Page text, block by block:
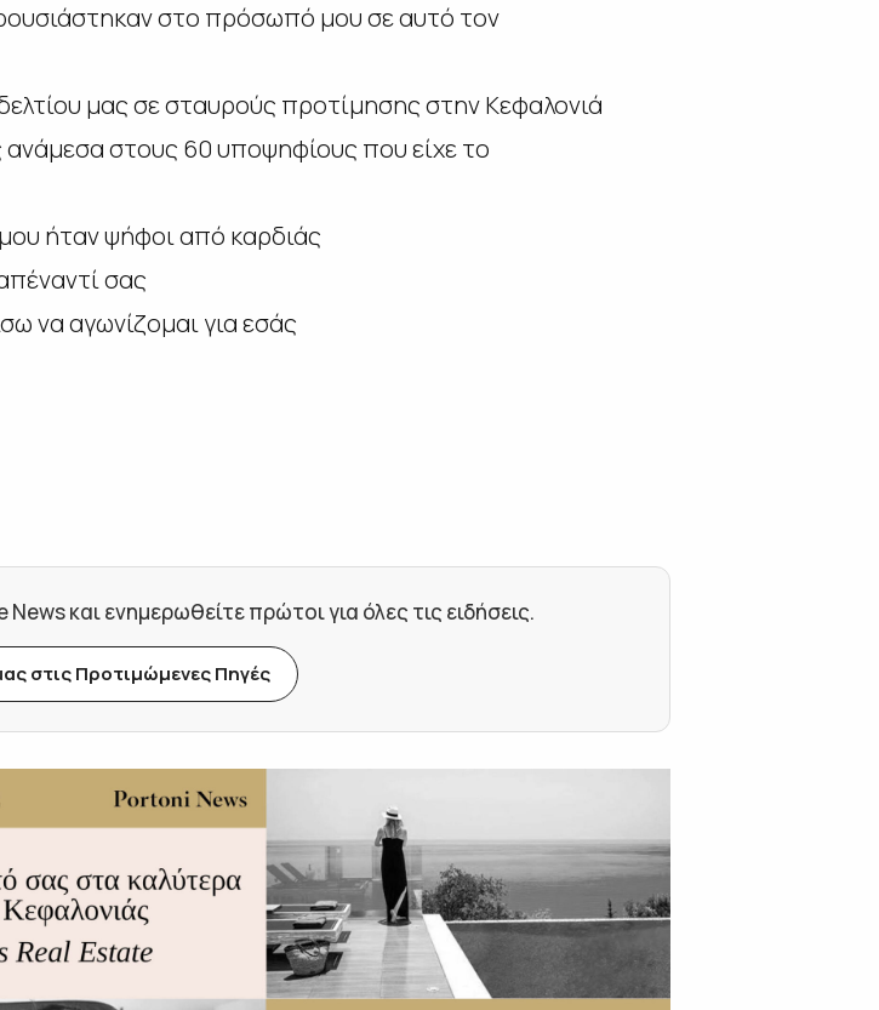
στο πρόσωπό μου σε αυτό τον
μας σε σταυρούς προτίμησης στην Κεφαλονιά
στους 60 υποψηφίους που είχε το
ήταν ψήφοι από καρδιάς
σας
να αγωνίζομαι για εσάς
και ενημερωθείτε πρώτοι για όλες τις ειδήσεις.
στις Προτιμώμενες Πηγές